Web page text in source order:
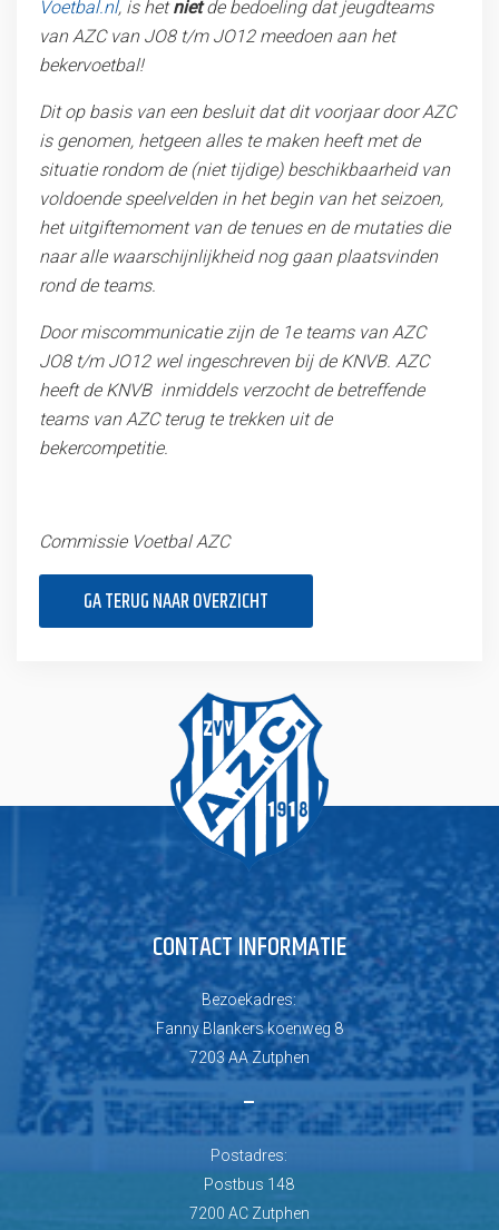
Voetbal.nl, is hetnietde bedoeling dat jeugdteams
van AZC van JO8 t/m JO12 meedoen aan het
bekervoetbal!
Dit op basis van een besluit dat dit voorjaar door AZC
is genomen, hetgeen alles te maken heeft met de
situatie rondom de (niet tijdige) beschikbaarheid van
voldoende speelvelden in het begin van het seizoen,
het uitgiftemoment van de tenues en de mutaties die
naar alle waarschijnlijkheid nog gaan plaatsvinden
rond de teams.
Door miscommunicatie zijn de 1e teams van AZC
JO8 t/m JO12 wel ingeschreven bij de KNVB. AZC
heeft de KNVB inmiddels verzocht de betreffende
teams van AZC terug te trekken uit de
bekercompetitie.
Commissie Voetbal AZC
GA TERUG NAAR OVERZICHT
CONTACT INFORMATIE
Bezoekadres:
Fanny Blankers koenweg 8
7203 AA Zutphen
–
Postadres:
Postbus 148
7200 AC Zutphen